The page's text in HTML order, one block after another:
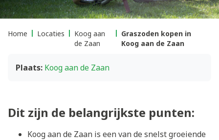
Home Locaties
Koog aan
de Zaan
Graszoden kopen in
Koog aan de Zaan
Plaats: Koog aan de Zaan
Dit zijn de belangrijkste punten:
Koog aan de Zaan is een van de snelst groeiende